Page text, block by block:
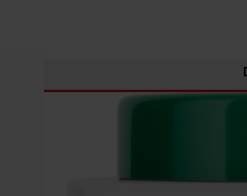
Grâce à sa texture riche au beurre
Durée : 7 nuits, une efficacité